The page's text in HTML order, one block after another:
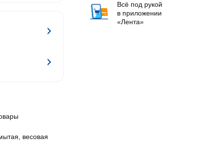
весовая
Всё под рукой
в приложении
«Лента»